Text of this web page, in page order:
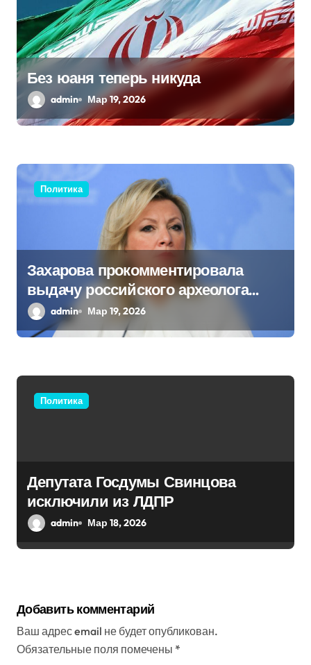
з
а
п
и
с
я
м
Без юаня теперь никуда
admin Мар 19, 2026
Политика
Захарова прокомментировала
выдачу российского археолога
Бутягина Украине
admin Мар 19, 2026
Политика
Депутата Госдумы Свинцова
исключили из ЛДПР
admin Мар 18, 2026
Добавить комментарий
Ваш адрес email не будет опубликован.
Обязательные поля помечены *